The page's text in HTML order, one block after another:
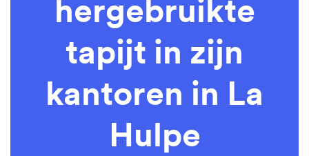
hergebruikte
tapijt in zijn
kantoren in La
Hulpe